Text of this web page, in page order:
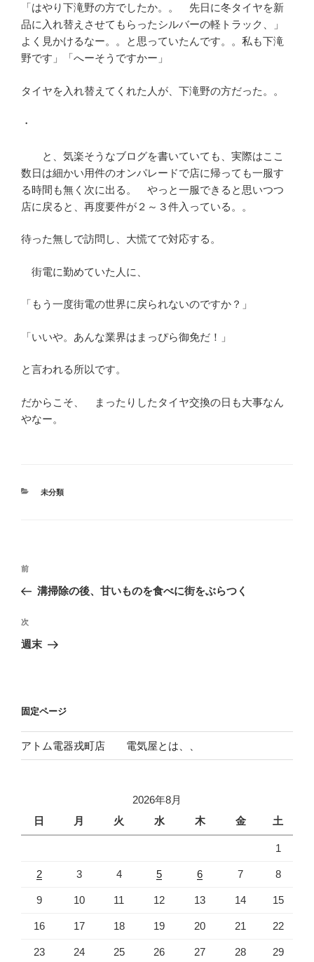
「はやり下滝野の方でしたか。。 先日に冬タイヤを新
品に入れ替えさせてもらったシルバーの軽トラック、」
よく見かけるなー。。と思っていたんです。。私も下滝
野です」「へーそうですかー」
タイヤを入れ替えてくれた人が、下滝野の方だった。。
・
と、気楽そうなブログを書いていても、実際はここ
数日は細かい用件のオンパレードで店に帰っても一服す
る時間も無く次に出る。 やっと一服できると思いつつ
店に戻ると、再度要件が２～３件入っている。。
待った無しで訪問し、大慌てで対応する。
街電に勤めていた人に、
「もう一度街電の世界に戻られないのですか？」
「いいや。あんな業界はまっぴら御免だ！」
と言われる所以です。
だからこそ、 まったりしたタイヤ交換の日も大事なん
やなー。
カ
未分類
投
ナ
ビ
ゲ
ン
前
の
稿
前
溝掃除の後、甘いものを食べに街をぶらつく
次
の
次
週末
固定ページ
アトム電器戎町店 電気屋とは、、
2026年8月
日
月 火 水 木 金 土
1
2 3 4 5 6 7 8
9 10 11 12 13 14 15
16 17 18 19 20 21 22
23 24 25 26 27 28 29